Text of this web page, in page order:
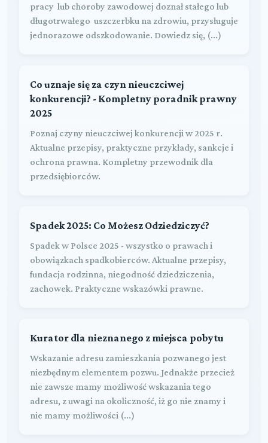
pracy lub choroby zawodowej doznał stałego lub
długotrwałego uszczerbku na zdrowiu, przysługuje
jednorazowe odszkodowanie. Dowiedz się, (...)
Co uznaje się za czyn nieuczciwej
konkurencji? - Kompletny poradnik prawny
2025
Poznaj czyny nieuczciwej konkurencji w 2025 r.
Aktualne przepisy, praktyczne przykłady, sankcje i
ochrona prawna. Kompletny przewodnik dla
przedsiębiorców.
Spadek 2025: Co Możesz Odziedziczyć?
Spadek w Polsce 2025 - wszystko o prawach i
obowiązkach spadkobierców. Aktualne przepisy,
fundacja rodzinna, niegodność dziedziczenia,
zachowek. Praktyczne wskazówki prawne.
Kurator dla nieznanego z miejsca pobytu
Wskazanie adresu zamieszkania pozwanego jest
niezbędnym elementem pozwu. Jednakże przecież
nie zawsze mamy możliwość wskazania tego
adresu, z uwagi na okoliczność, iż go nie znamy i
nie mamy możliwości (...)